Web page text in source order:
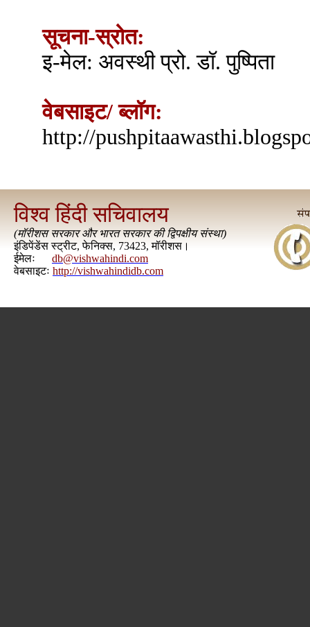
सूचना-स्रोत:
इ-मेल: अवस्थी प्रो. डॉ. पुष्पिता
वेबसाइट/ ब्लॉग:
http://
विश्व हिंदी सचिवालय
(मॉरीशस सरकार और भारत सरकार की द्विपक्षीय संस्था)
इंडिपेंडेंस स्ट्रीट, फेनिक्स, 73423, मॉरीशस।
ईमेलः
db@vishwahindi.com
वेबसाइटः http://vishwahindidb.com